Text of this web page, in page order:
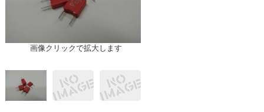
画像クリックで拡大します